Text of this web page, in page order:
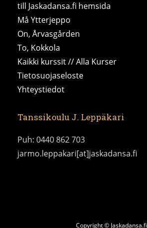
till Jaskadansa.fi hemsida
Må Ytterjeppo
On, Årvasgården
To, Kokkola
Kaikki kurssit // Alla Kurser
Tietosuojaseloste
Yhteystiedot
Tanssikoulu J. Leppäkari
Puh: 0440 862 703
jarmo.leppakari[at]jaskadansa.fi
Copyright © Jaskadansa.fi